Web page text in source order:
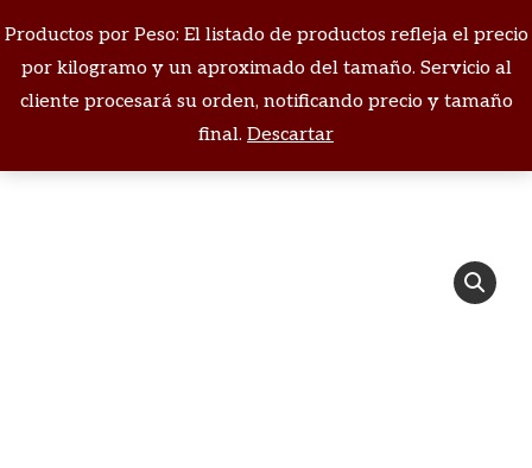
Productos por Peso: El listado de productos refleja el precio
por kilogramo y un aproximado del tamaño. Servicio al
cliente procesará su orden, notificando precio y tamaño
final. Descartar
Buscar:
Estás aquí: